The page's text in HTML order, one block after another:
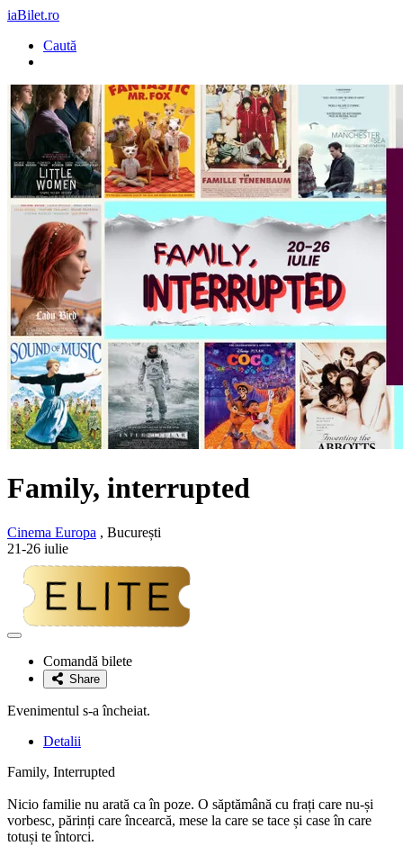
iaBilet.ro
Caută
Family, interrupted
Cinema Europa , București
21-26 iulie
Adaugă
favoriteComandă bilete
Share
Evenimentul s-a încheiat.
Detalii
Family, Interrupted
Nicio familie nu arată ca în poze. O săptămână cu frați care nu-și
vorbesc, părinți care încearcă, mese la care se tace și case în care
totuși te întorci.